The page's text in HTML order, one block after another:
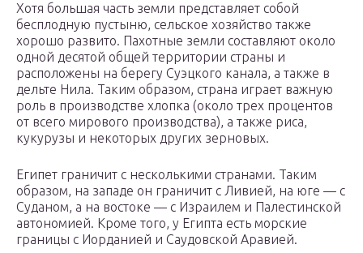
Хотя большая часть земли представляет собой
бесплодную пустыню, сельское хозяйство также
хорошо развито. Пахотные земли составляют около
одной десятой общей территории страны и
расположены на берегу Суэцкого канала, а также в
дельте Нила. Таким образом, страна играет важную
роль в производстве хлопка (около трех процентов
от всего мирового производства), а также риса,
кукурузы и некоторых других зерновых.
Египет граничит с несколькими странами. Таким
образом, на западе он граничит с Ливией, на юге — с
Суданом, а на востоке — с Израилем и Палестинской
автономией. Кроме того, у Египта есть морские
границы с Иорданией и Саудовской Аравией.